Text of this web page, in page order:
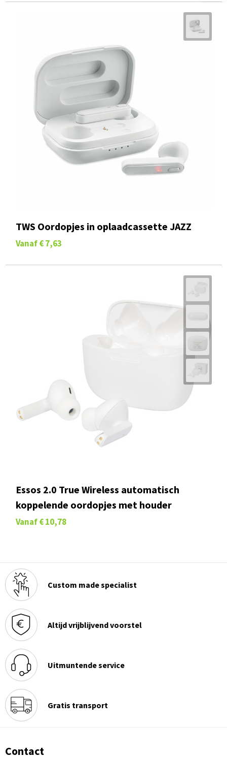
TWS Oordopjes in oplaadcassette JAZZ
Vanaf € 7,63
Essos 2.0 True Wireless automatisch
koppelende oordopjes met houder
Vanaf € 10,78
Custom made specialist
Altijd vrijblijvend voorstel
Uitmuntende service
Gratis transport
Contact